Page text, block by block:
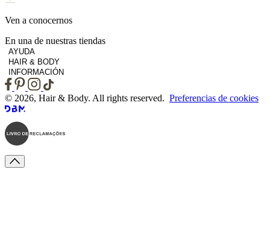
Ven a conocernos
En una de nuestras tiendas
AYUDA
HAIR & BODY
INFORMACIÓN
© 2026, Hair & Body. All rights reserved. Preferencias de cookies